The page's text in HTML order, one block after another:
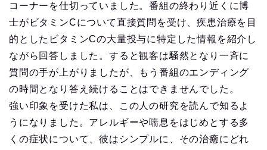
コーナーを仕切っていました。番組の終わり近くに博
士がビタミンCについて直接質問を受け、疾患治療を目
的としたビタミンCの大量投与に特定した情報を紹介し
ながら回答しました。すると観客は騒然となり一斉に
質問の手が上がりましたが、もう番組のエンディング
の時間となり答え続けることはできませんでした。
強い印象を受けた私は、この人の研究を読んで知るよ
うになりました。アレルギーや喘息をはじめとする多
くの症状について、彼はシンプルに、その治癒にどれ